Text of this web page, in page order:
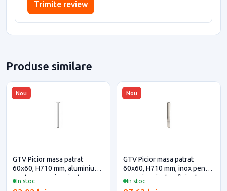
Trimite review
Produse similare
Nou
In stoc
GTV Picior masa patrat
60x60, H710 mm, aluminiu
pentru casa si proiecte
Nou
In stoc
GTV Picior masa patrat
60x60, H710 mm, inox pentru
casa si proiecte eficiente